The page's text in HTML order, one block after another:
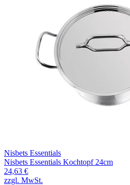
Nisbets Essentials
Nisbets Essentials Kochtopf 24cm
24,63 €
zzgl. MwSt.